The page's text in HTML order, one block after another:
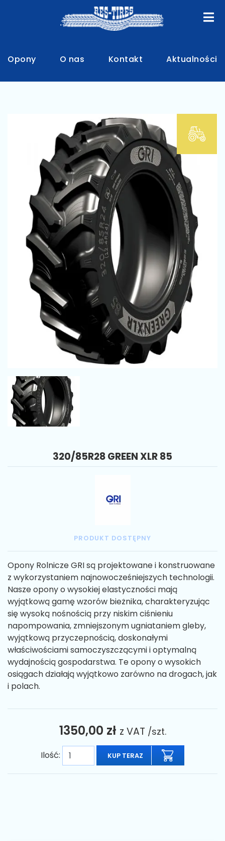
Opony O nas Kontakt Aktualności
320/85R28 GREEN XLR 85
PRODUKT DOSTĘPNY
Opony Rolnicze GRI są projektowane i konstruowane
z wykorzystaniem najnowocześniejszych technologii.
Nasze opony o wysokiej elastyczności mają
wyjątkową gamę wzorów bieżnika, charakteryzując
się wysoką nośnością przy niskim ciśnieniu
napompowania, zmniejszonym ugniataniem gleby,
wyjątkową przyczepnością, doskonałymi
właściwościami samoczyszczącymi i optymalną
wydajnością gospodarstwa. Te opony o wysokich
osiągach działają wyjątkowo zarówno na drogach, jak
i polach.
1350,00 zł z VAT /szt.
Ilość: KUP TERAZ